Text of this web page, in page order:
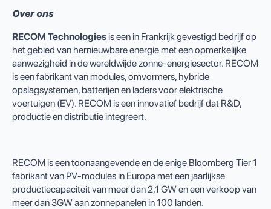
Over ons
RECOM Technologies is een in Frankrijk gevestigd bedrijf op
het gebied van hernieuwbare energie met een opmerkelijke
aanwezigheid in de wereldwijde zonne-energiesector. RECOM
is een fabrikant van modules, omvormers, hybride
opslagsystemen, batterijen en laders voor elektrische
voertuigen (EV). RECOM is een innovatief bedrijf dat R&D,
productie en distributie integreert.
RECOM is een toonaangevende en de enige Bloomberg Tier 1
fabrikant van PV-modules in Europa met een jaarlijkse
productiecapaciteit van meer dan 2,1 GW en een verkoop van
meer dan 3GW aan zonnepanelen in 100 landen.